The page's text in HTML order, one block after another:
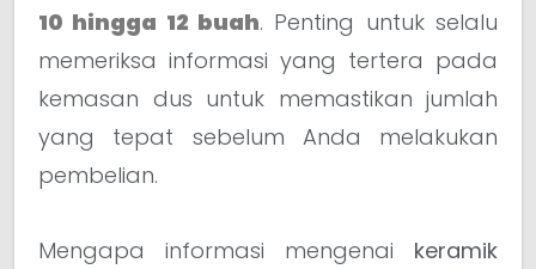
10 hingga 12 buah. Penting untuk selalu
memeriksa informasi yang tertera pada
kemasan dus untuk memastikan jumlah
yang tepat sebelum Anda melakukan
pembelian.
Mengapa informasi mengenai keramik